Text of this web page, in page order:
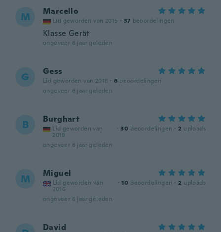
M Marcello
Lid geworden van 2015 · 37 beoordelingen
Klasse Gerät
ongeveer 6 jaar geleden
G Gess
Lid geworden van 2018 · 6 beoordelingen
ongeveer 6 jaar geleden
B Burghart
Lid geworden van
2019
· 30 beoordelingen · 2 uploads
ongeveer 6 jaar geleden
M Miguel
Lid geworden van
2016
· 10 beoordelingen · 2 uploads
ongeveer 6 jaar geleden
David